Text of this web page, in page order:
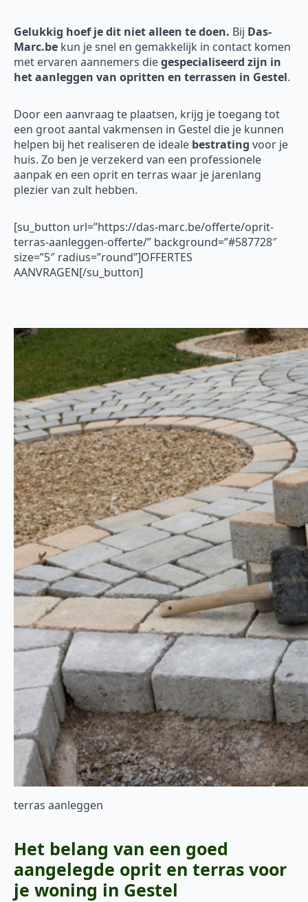
Gelukkig hoef je dit niet alleen te doen. Bij Das-
Marc.be kun je snel en gemakkelijk in contact komen
met ervaren aannemers diegespecialiseerd zijn in
het aanleggen van opritten en terrassen in Gestel.
Door een aanvraag te plaatsen, krijg je toegang tot
een groot aantal vakmensen in Gestel die je kunnen
helpen bij het realiseren de ideale bestrating voor je
huis. Zo ben je verzekerd van een professionele
aanpak en een oprit en terras waar je jarenlang
plezier van zult hebben.
[su_button url=”https://das-marc.be/offerte/oprit-
terras-aanleggen-offerte/” background=”#587728″
size=”5″ radius=”round”]OFFERTES
AANVRAGEN[/su_button]
terras aanleggen
Het belang van een goed
aangelegde oprit en terras voor
je woning in Gestel